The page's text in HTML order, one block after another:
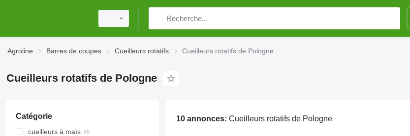
Agroline Barres de coupes Cueilleurs rotatifs Cueilleurs rotatifs de Pologne
Cueilleurs rotatifs de Pologne
Catégorie
cueilleurs à maïs
10 annonces: Cueilleurs rotatifs de Pologne